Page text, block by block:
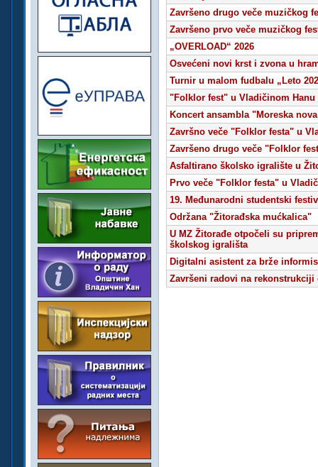
Završeno drugo veče muzičkog
Završeno prvo veče muzičkog
„OVERLOAD“ 2026
Osvećeni novi krst i zvona u
Turnir u malom fudbalu „Leto
"Folklor fest" u Vladičinom Hanu
Koncert ansambla "Moreska
Završno veče "Folklor festa" u
Završeno drugo veče "Folklor
Asfaltirano školsko igralište u
Prvo veče "Folklor festa" u
19. Međunarodni studentski
Održana "Žitorađska mućkalica"
U MZ Žitorađe otpočeli su
školskog igrališta
Digitalni asistent za brže
Završeni radovi na rekonstrukciji